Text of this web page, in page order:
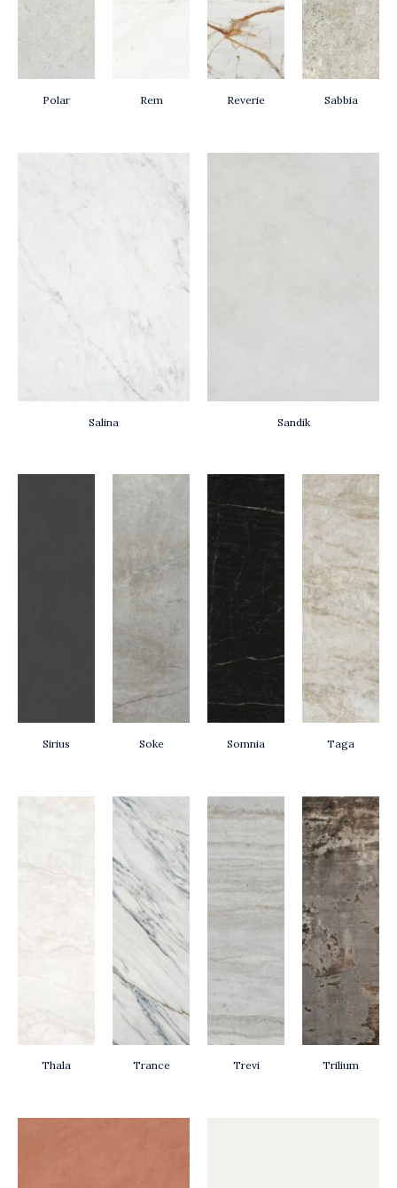
Polar Rem Reverie Sabbia
Salina Sandik
Sirius Soke Somnia Taga
Thala Trance Trevi Trilium